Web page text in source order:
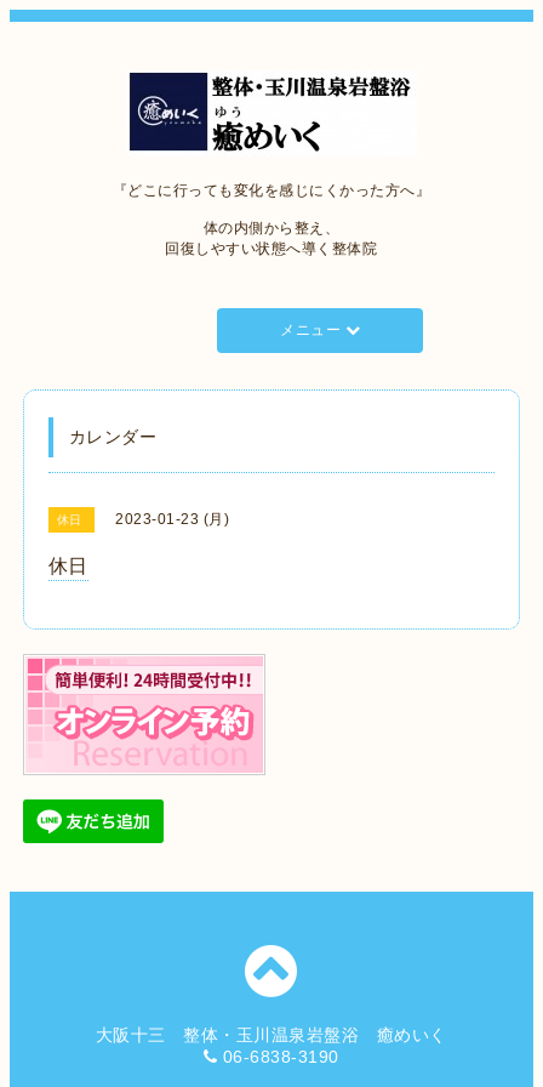
『どこに行っても変化を感じにくかった方へ』
体の内側から整え、
回復しやすい状態へ導く整体院
メニュー
カレンダー
休日 2023-01-23 (月)
休日
大阪十三 整体・玉川温泉岩盤浴 癒めいく
06-6838-3190